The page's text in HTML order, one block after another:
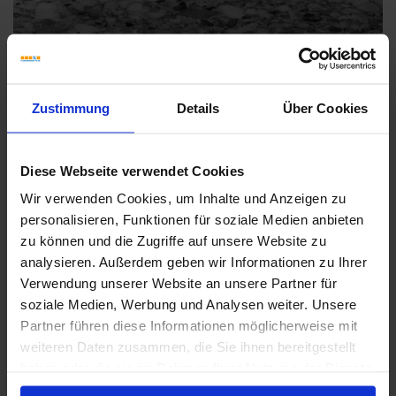
Zustimmung Details Über Cookies
Diese Webseite verwendet Cookies
Wir verwenden Cookies, um Inhalte und Anzeigen zu
personalisieren, Funktionen für soziale Medien anbieten
zu können und die Zugriffe auf unsere Website zu
analysieren. Außerdem geben wir Informationen zu Ihrer
Verwendung unserer Website an unsere Partner für
soziale Medien, Werbung und Analysen weiter. Unsere
Partner führen diese Informationen möglicherweise mit
weiteren Daten zusammen, die Sie ihnen bereitgestellt
gesammelt haben.
Showroom Showroom